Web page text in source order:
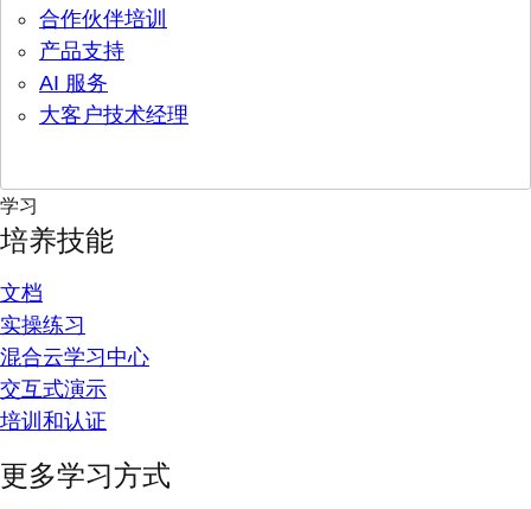
合作伙伴培训
产品支持
AI 服务
大客户技术经理
学习
培养技能
文档
实操练习
混合云学习中心
交互式演示
培训和认证
更多学习方式